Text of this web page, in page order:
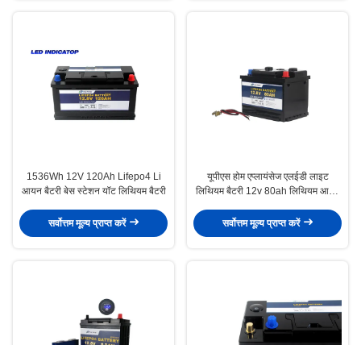
1536Wh 12V 120Ah Lifepo4 Li
आयन बैटरी बेस स्टेशन यॉट लिथियम बैटरी
सर्वोत्तम मूल्य प्राप्त करें
यूपीएस होम एप्लायंसेज एलईडी लाइट
लिथियम बैटरी 12v 80ah लिथियम आयन
सर्वोत्तम मूल्य प्राप्त करें